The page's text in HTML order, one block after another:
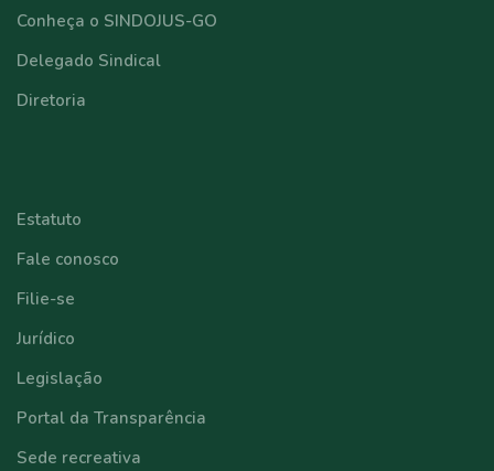
Conheça o SINDOJUS-GO
Delegado Sindical
Diretoria
Estatuto
Fale conosco
Filie-se
Jurídico
Legislação
Portal da Transparência
Sede recreativa